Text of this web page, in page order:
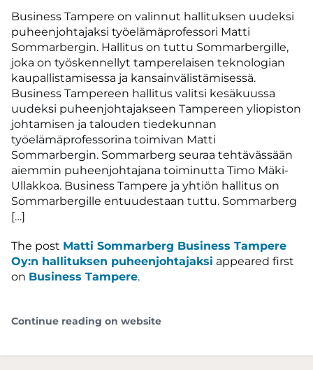
Business Tampere on valinnut hallituksen uudeksi
puheenjohtajaksi työelämäprofessori Matti
Sommarbergin. Hallitus on tuttu Sommarbergille,
joka on työskennellyt tamperelaisen teknologian
kaupallistamisessa ja kansainvälistämisessä.
Business Tampereen hallitus valitsi kesäkuussa
uudeksi puheenjohtajakseen Tampereen yliopiston
johtamisen ja talouden tiedekunnan
työelämäprofessorina toimivan Matti
Sommarbergin. Sommarberg seuraa tehtävässään
aiemmin puheenjohtajana toiminutta Timo Mäki-
Ullakkoa. Business Tampere ja yhtiön hallitus on
Sommarbergille entuudestaan tuttu. Sommarberg
[…]
The post Matti Sommarberg Business Tampere
Oy:n hallituksen puheenjohtajaksi appeared first
on Business Tampere.
Continue reading on website